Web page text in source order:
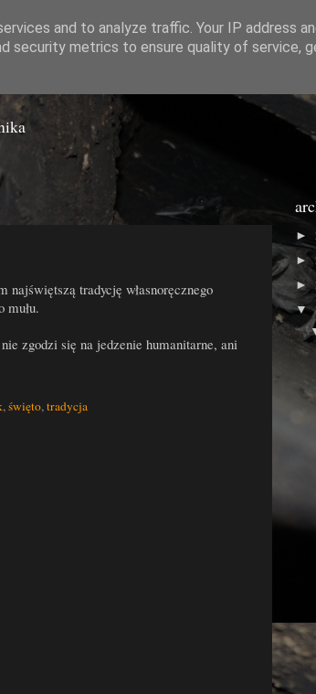
najświętszą tradycję własnoręcznego
mułu.
zgodzi się na jedzenie humanitarne, ani
, święto, tradycja
►
►
►
▼
and to analyze traffic. Your IP address
security metrics to ensure quality of service,